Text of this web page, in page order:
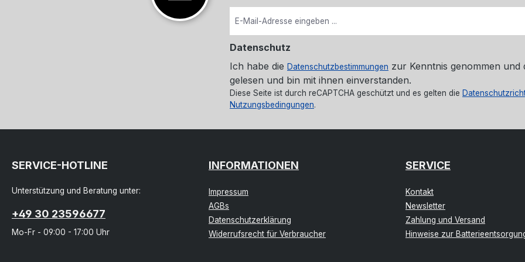
Datenschutz
Ich habe die Datenschutzbestimmungen zur Kenntnis genommen und
gelesen und bin mit ihnen einverstanden.
Diese Seite ist durch reCAPTCHA geschützt und es gelten die
Nutzungsbedingungen.
SERVICE-HOTLINE
Unterstützung und Beratung unter:
+49 30 23596677
Mo-Fr - 09:00 - 17:00 Uhr
INFORMATIONEN
Impressum
AGBs
Datenschutzerklärung
Widerrufsrecht für Verbraucher
SERVICE
Kontakt
Newsletter
Zahlung und Versand
Hinweise zur